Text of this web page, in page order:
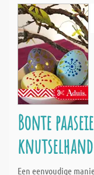
Bonte
Een eenvoudige